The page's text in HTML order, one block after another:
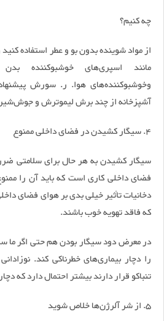
چه کنیم؟
از مواد شوینده بدون بو و عطر استفاده
مانند اسپری‌های خوشبو‌کننده
وخوشبو‌کننده‌های هوا. ر. سورش
آشپز‌خانه از چند برش لیمو‌ترش و
۴. سیگار کشیدن در فضای داخلی ممنوع
سیگار کشیدن به هر حال برای سلامتی
فضای داخلی کاری است که باید آن را
دخانیات تأثیر خیلی بدی بر هوای فضای
که فاقد تهویه خوب باشند.
در معرض دود سیگار بودن هم حتی اگر ما
را دچار بیماری‌های خطرناکی کند.
تنباکو قرار دارند بیشتر احتمال دارد که
۵. از شر آلرژن‌ها خلاص شوید